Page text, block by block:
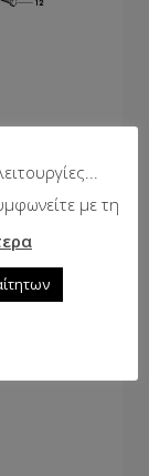
με τη